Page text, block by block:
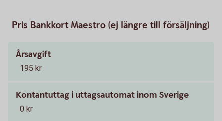
Pris Bankkort Maestro (ej längre till försäljning)
Årsavgift
195 kr
Kontantuttag i uttagsautomat inom Sverige
0 kr